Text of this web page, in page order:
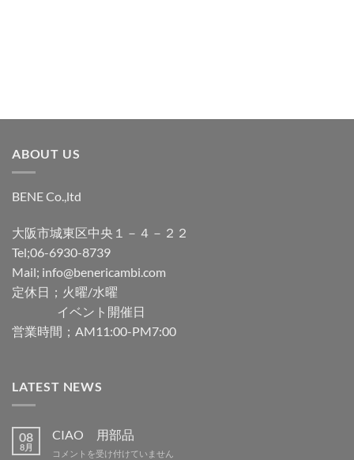
ABOUT US
BENE Co.,ltd
大阪市城東区中央１－４－２２
Tel;06-6930-8739
Mail; info@benericambi.com
定休日；火曜/水曜
イベント開催日
営業時間；AM11:00-PM7:00
LATEST NEWS
08
8月
CIAO 用部品
CIAO
コメントを受け付けていません